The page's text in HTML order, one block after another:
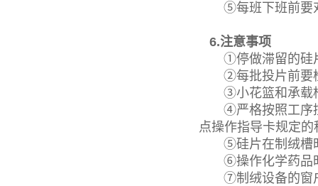
⑤每班下班前要对
6.注意事项
①停做滞留的硅片
②每批投片前要检
③小花篮和承载框
④严格按照工序控
点操作指导卡规定
⑤硅片在制绒槽时
⑥操作化学药品时
⑦制绒设备的窗户